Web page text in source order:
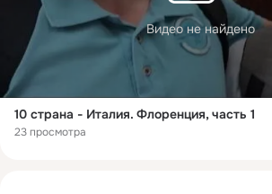
Видео не найдено
10 страна - Италия. Флоренция, часть 1
23 просмотра